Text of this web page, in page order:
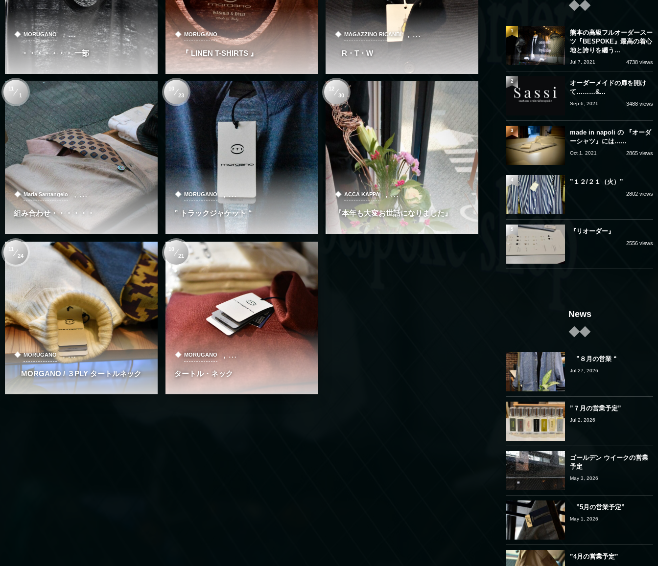
MORUGANO , …
・・・・・・・ 一部
MORUGANO
『 LINEN T-SHIRTS 』
MAGAZZINO RICANBI , …
R・T・W
Maria Santangelo , …
組み合わせ・・・・・・
11
1
MORUGANO , …
” トラックジャケット “
10
23
ACCA KAPPA , …
『本年も大変お世話になりました』
12
30
MORUGANO , …
MORGANO / ３PLY タートルネック
11
24
MORUGANO , …
タートル・ネック
10
21
熊本の高級フルオーダースー
ツ『BESPOKE』最高の着心
地と誇りを纏う...
Jul 7, 2021 4738 views
1
オーダーメイドの扉を開け
て………&...
Sep 6, 2021 3488 views
2
made in napoli の 『オーダ
ーシャツ』には…...
Oct 1, 2021 2865 views
3
”１２/２１（火）”
2802 views
4
『リオーダー』
2556 views
5
News
”８月の営業 “
Jul 27, 2026
”７月の営業予定”
Jul 2, 2026
ゴールデン ウイークの営業
予定
May 3, 2026
”5月の営業予定”
May 1, 2026
”4月の営業予定”